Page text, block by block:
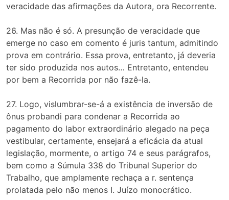
veracidade das afirmações da Autora, ora Recorrente.
26. Mas não é só. A presunção de veracidade que
emerge no caso em comento é juris tantum, admitindo
prova em contrário. Essa prova, entretanto, já deveria
ter sido produzida nos autos… Entretanto, entendeu
por bem a Recorrida por não fazê-la.
27. Logo, vislumbrar-se-á a existência de inversão de
ônus probandi para condenar a Recorrida ao
pagamento do labor extraordinário alegado na peça
vestibular, certamente, ensejará a eficácia da atual
legislação, mormente, o artigo 74 e seus parágrafos,
bem como a Súmula 338 do Tribunal Superior do
Trabalho, que amplamente rechaça a r. sentença
prolatada pelo não menos I. Juízo monocrático.